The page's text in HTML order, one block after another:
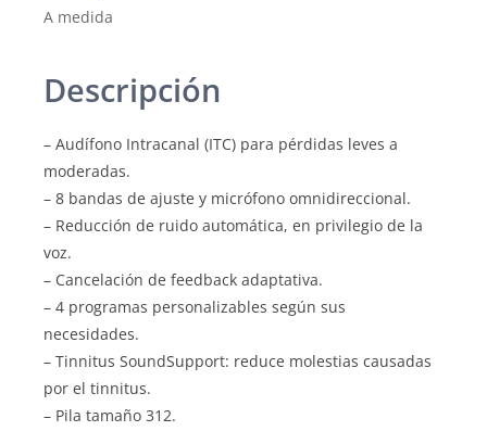
A medida
Descripción
– Audífono Intracanal (ITC) para pérdidas leves a
moderadas.
– 8 bandas de ajuste y micrófono omnidireccional.
– Reducción de ruido automática, en privilegio de la
voz.
– Cancelación de feedback adaptativa.
– 4 programas personalizables según sus
necesidades.
– Tinnitus SoundSupport: reduce molestias causadas
por el tinnitus.
– Pila tamaño 312.